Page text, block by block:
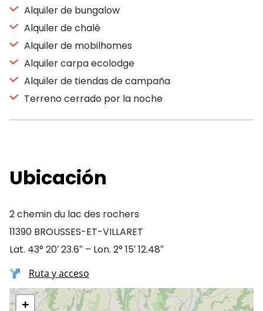
Alquiler de bungalow
Alquiler de chalé
Alquiler de mobilhomes
Alquiler carpa ecolodge
Alquiler de tiendas de campaña
Terreno cerrado por la noche
Ubicación
2 chemin du lac des rochers
11390 BROUSSES-ET-VILLARET
Lat. 43° 20′ 23.6″ – Lon. 2° 15′ 12.48″
Ruta y acceso
+